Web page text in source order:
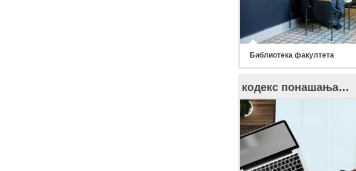
Библиотека факултета
кодекс понашања…